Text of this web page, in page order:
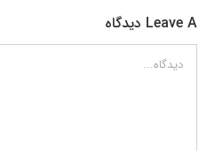
Leave A دیدگاه
دیدگاه